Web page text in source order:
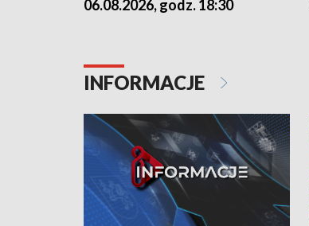
06.08.2026, godz. 18:30
INFORMACJE